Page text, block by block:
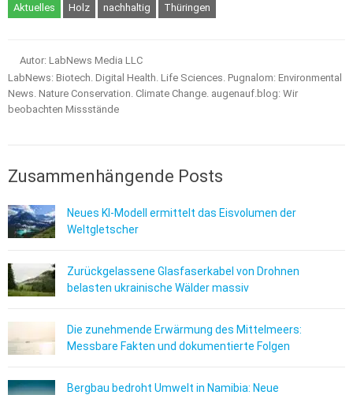
Aktuelles Holz nachhaltig Thüringen
Autor: LabNews Media LLC
LabNews: Biotech. Digital Health. Life Sciences. Pugnalom: Environmental
News. Nature Conservation. Climate Change. augenauf.blog: Wir
beobachten Missstände
Zusammenhängende Posts
Neues KI-Modell ermittelt das Eisvolumen der
Weltgletscher
Zurückgelassene Glasfaserkabel von Drohnen
belasten ukrainische Wälder massiv
Die zunehmende Erwärmung des Mittelmeers:
Messbare Fakten und dokumentierte Folgen
Bergbau bedroht Umwelt in Namibia: Neue